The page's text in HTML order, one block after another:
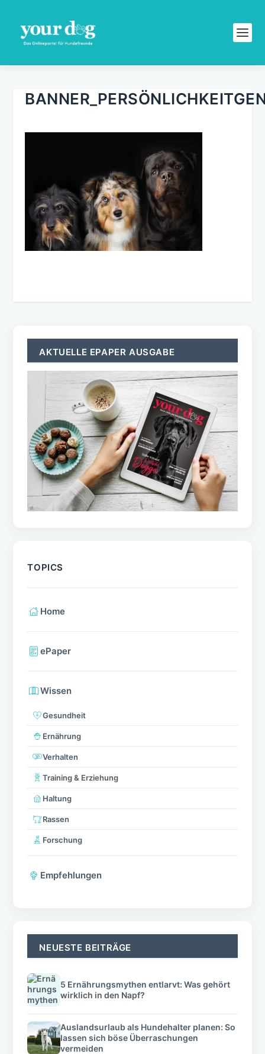
AKTUELLE EPAPER AUSGABE
TOPICS
Home
ePaper
Wissen
Gesundheit
Ernährung
Verhalten
Training & Erziehung
Haltung
Rassen
Forschung
Empfehlungen
NEUESTE BEITRÄGE
5 Ernährungsmythen entlarvt: Was gehört
wirklich in den Napf?
Auslandsurlaub als Hundehalter planen: So
lassen sich böse Überraschungen
vermeiden